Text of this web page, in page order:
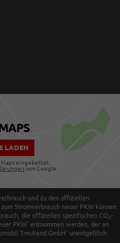
LADEN
eingebettet.
von Google.
und zu den offiziellen
Stromverbrauch neuer PKW können
die offiziellen spezifischen CO 2-
PKW' entnommen werden, der an
Treuhand GmbH' unentgeltlich